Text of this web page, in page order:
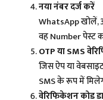
नया नंबर दर्ज करें
WhatsApp खोलें,
वह Number पेस्ट
OTP या SMS
जिस ऐप या
SMS के रूप में
वेरिफिकेशन कोड